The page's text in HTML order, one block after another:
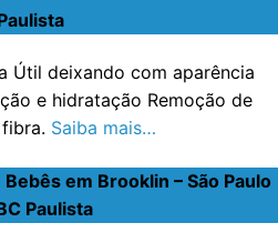
Útil deixando com aparência
e hidratação Remoção de
Saiba mais…
em Brooklin – São Paulo
Paulista